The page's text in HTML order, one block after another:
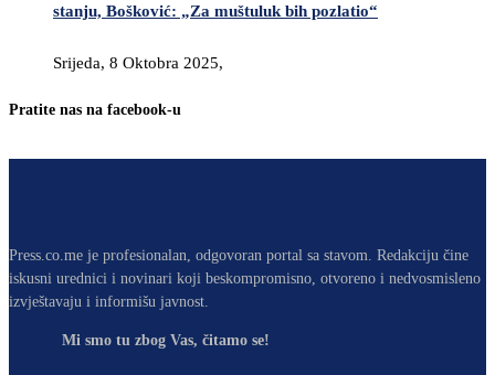
stanju, Bošković: „Za muštuluk bih pozlatio“
Srijeda, 8 Oktobra 2025,
Pratite nas na facebook-u
Press.co.me je profesionalan, odgovoran portal sa stavom. Redakciju čine
iskusni urednici i novinari koji beskompromisno, otvoreno i nedvosmisleno
izvještavaju i informišu javnost.
Mi smo tu zbog Vas, čitamo se!